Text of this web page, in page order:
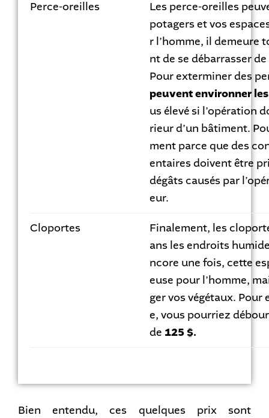
Perce-oreilles
Les perce-oreilles
potagers et vos
r l’homme, il demeure
nt de se débarrasser
Pour exterminer des
peuvent environner
us élevé si l’opération
rieur d’un bâtiment.
ment parce que des
entaires doivent être
dégâts causés par
eur.
Cloportes
Finalement, les
ans les endroits
ncore une fois, cette
euse pour l’homme,
ger vos végétaux.
e, vous pourriez
de 125 $.
Bien entendu, ces quelques prix sont